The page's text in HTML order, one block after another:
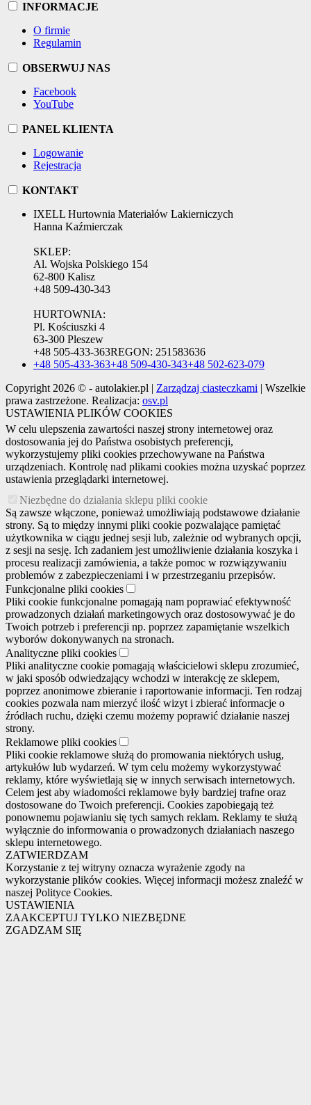
INFORMACJE
O firmie
Regulamin
OBSERWUJ NAS
Facebook
YouTube
PANEL KLIENTA
Logowanie
Rejestracja
KONTAKT
IXELL Hurtownia Materiałów Lakierniczych
Hanna Kaźmierczak
SKLEP:
Al. Wojska Polskiego 154
62-800 Kalisz
+48 509-430-343
HURTOWNIA:
Pl. Kościuszki 4
63-300 Pleszew
+48 505-433-363REGON: 251583636
+48 505-433-363+48 509-430-343+48 502-623-079
Copyright 2026 © - autolakier.pl | Zarządzaj ciasteczkami | Wszelkie
prawa zastrzeżone. Realizacja: osv.pl
USTAWIENIA PLIKÓW COOKIES
W celu ulepszenia zawartości naszej strony internetowej oraz
dostosowania jej do Państwa osobistych preferencji,
wykorzystujemy pliki cookies przechowywane na Państwa
urządzeniach. Kontrolę nad plikami cookies można uzyskać poprzez
ustawienia przeglądarki internetowej.
Niezbędne do działania sklepu pliki cookie
Są zawsze włączone, ponieważ umożliwiają podstawowe działanie
strony. Są to między innymi pliki cookie pozwalające pamiętać
użytkownika w ciągu jednej sesji lub, zależnie od wybranych opcji,
z sesji na sesję. Ich zadaniem jest umożliwienie działania koszyka i
procesu realizacji zamówienia, a także pomoc w rozwiązywaniu
problemów z zabezpieczeniami i w przestrzeganiu przepisów.
Funkcjonalne pliki cookies
Pliki cookie funkcjonalne pomagają nam poprawiać efektywność
prowadzonych działań marketingowych oraz dostosowywać je do
Twoich potrzeb i preferencji np. poprzez zapamiętanie wszelkich
wyborów dokonywanych na stronach.
Analityczne pliki cookies
Pliki analityczne cookie pomagają właścicielowi sklepu zrozumieć,
w jaki sposób odwiedzający wchodzi w interakcję ze sklepem,
poprzez anonimowe zbieranie i raportowanie informacji. Ten rodzaj
cookies pozwala nam mierzyć ilość wizyt i zbierać informacje o
źródłach ruchu, dzięki czemu możemy poprawić działanie naszej
strony.
Reklamowe pliki cookies
Pliki cookie reklamowe służą do promowania niektórych usług,
artykułów lub wydarzeń. W tym celu możemy wykorzystywać
reklamy, które wyświetlają się w innych serwisach internetowych.
Celem jest aby wiadomości reklamowe były bardziej trafne oraz
dostosowane do Twoich preferencji. Cookies zapobiegają też
ponownemu pojawianiu się tych samych reklam. Reklamy te służą
wyłącznie do informowania o prowadzonych działaniach naszego
sklepu internetowego.
ZATWIERDZAM
Korzystanie z tej witryny oznacza wyrażenie zgody na
wykorzystanie plików cookies. Więcej informacji możesz znaleźć w
naszej Polityce Cookies.
USTAWIENIA
ZAAKCEPTUJ TYLKO NIEZBĘDNE
ZGADZAM SIĘ